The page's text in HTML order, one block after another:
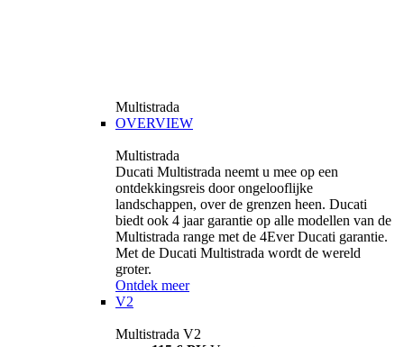
Multistrada
OVERVIEW
Multistrada
Ducati Multistrada neemt u mee op een
ontdekkingsreis door ongelooflijke
landschappen, over de grenzen heen. Ducati
biedt ook 4 jaar garantie op alle modellen van de
Multistrada range met de 4Ever Ducati garantie.
Met de Ducati Multistrada wordt de wereld
groter.
Ontdek meer
V2
Multistrada V2